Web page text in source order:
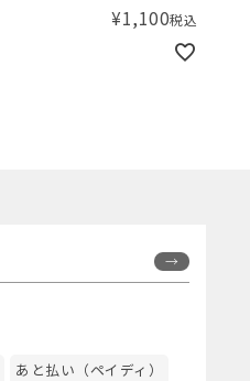
¥1,100税込
あと払い（ペイディ）